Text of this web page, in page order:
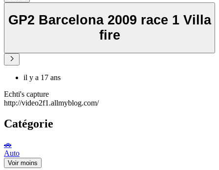
GP2 Barcelona 2009 race 1 Villa
fire
il y a 17 ans
Echti's capture
http://video2f1.allmyblog.com/
Catégorie
🚗
Auto
Voir moins